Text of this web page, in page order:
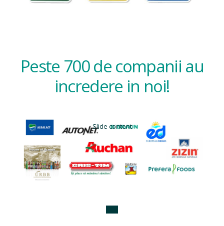
Peste 700 de companii au
incredere in noi!
Slide content